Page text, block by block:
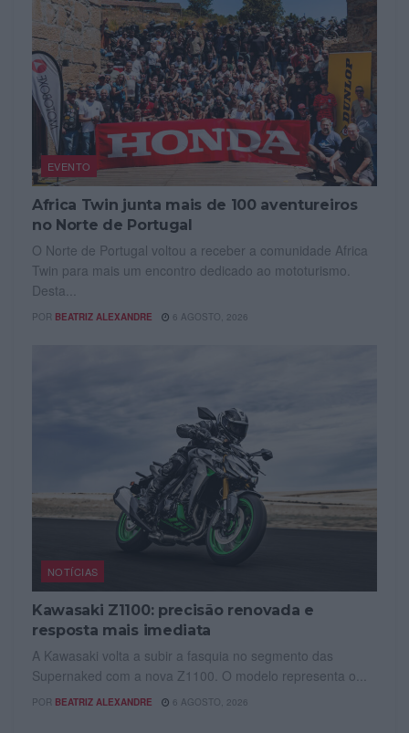
EVENTO
Africa Twin junta mais de 100 aventureiros
no Norte de Portugal
O Norte de Portugal voltou a receber a comunidade Africa
Twin para mais um encontro dedicado ao mototurismo.
Desta...
POR BEATRIZ ALEXANDRE 6 AGOSTO, 2026
NOTÍCIAS
Kawasaki Z1100: precisão renovada e
resposta mais imediata
A Kawasaki volta a subir a fasquia no segmento das
Supernaked com a nova Z1100. O modelo representa o...
POR BEATRIZ ALEXANDRE 6 AGOSTO, 2026